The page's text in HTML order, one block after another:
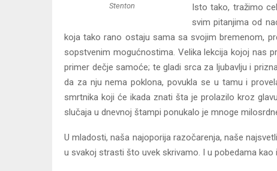
Stenton
Isto tako, tražimo
svim pitanjima od
koja tako rano ostaju sama sa svojim bremenom,
sopstvenim mogućnostima. Velika lekcija kojoj nas
primer dečje samoće; te gladi srca za ljubavlju i
da za nju nema poklona, povukla se u tamu i
smrtnika koji će ikada znati šta je prolazilo kroz
slučaja u dnevnoj štampi ponukalo je mnoge
U mladosti, naša najoporija razočarenja, naše
u svakoj strasti što uvek skrivamo. I u pobedama kao